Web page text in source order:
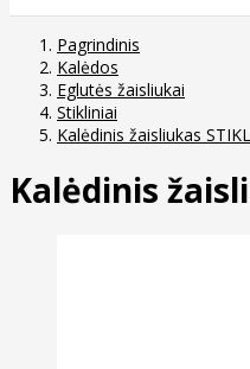
Pagrindinis
Kalėdos
Eglutės žaisliukai
Stikliniai
Kalėdinis žaisliukas
Kalėdinis